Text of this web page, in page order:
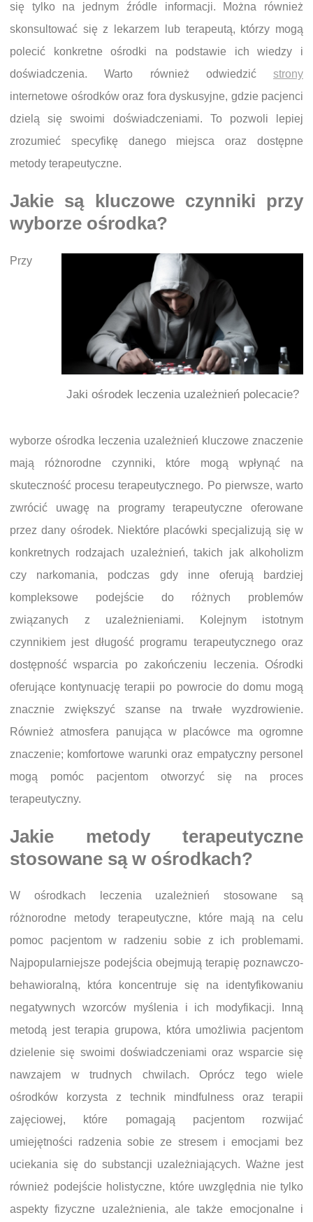
się tylko na jednym źródle informacji. Można również
skonsultować się z lekarzem lub terapeutą, którzy mogą
polecić konkretne ośrodki na podstawie ich wiedzy i
doświadczenia. Warto również odwiedzić strony
internetowe ośrodków oraz fora dyskusyjne, gdzie pacjenci
dzielą się swoimi doświadczeniami. To pozwoli lepiej
zrozumieć specyfikę danego miejsca oraz dostępne
metody terapeutyczne.
Jakie są kluczowe czynniki przy
wyborze ośrodka?
Jaki ośrodek leczenia uzależnień polecacie?
Przy
wyborze ośrodka leczenia uzależnień kluczowe znaczenie
mają różnorodne czynniki, które mogą wpłynąć na
skuteczność procesu terapeutycznego. Po pierwsze, warto
zwrócić uwagę na programy terapeutyczne oferowane
przez dany ośrodek. Niektóre placówki specjalizują się w
konkretnych rodzajach uzależnień, takich jak alkoholizm
czy narkomania, podczas gdy inne oferują bardziej
kompleksowe podejście do różnych problemów
związanych z uzależnieniami. Kolejnym istotnym
czynnikiem jest długość programu terapeutycznego oraz
dostępność wsparcia po zakończeniu leczenia. Ośrodki
oferujące kontynuację terapii po powrocie do domu mogą
znacznie zwiększyć szanse na trwałe wyzdrowienie.
Również atmosfera panująca w placówce ma ogromne
znaczenie; komfortowe warunki oraz empatyczny personel
mogą pomóc pacjentom otworzyć się na proces
terapeutyczny.
Jakie metody terapeutyczne
stosowane są w ośrodkach?
W ośrodkach leczenia uzależnień stosowane są
różnorodne metody terapeutyczne, które mają na celu
pomoc pacjentom w radzeniu sobie z ich problemami.
Najpopularniejsze podejścia obejmują terapię poznawczo-
behawioralną, która koncentruje się na identyfikowaniu
negatywnych wzorców myślenia i ich modyfikacji. Inną
metodą jest terapia grupowa, która umożliwia pacjentom
dzielenie się swoimi doświadczeniami oraz wsparcie się
nawzajem w trudnych chwilach. Oprócz tego wiele
ośrodków korzysta z technik mindfulness oraz terapii
zajęciowej, które pomagają pacjentom rozwijać
umiejętności radzenia sobie ze stresem i emocjami bez
uciekania się do substancji uzależniających. Ważne jest
również podejście holistyczne, które uwzględnia nie tylko
aspekty fizyczne uzależnienia, ale także emocjonalne i